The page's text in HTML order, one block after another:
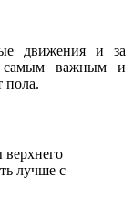
движения и за
самым важным и
пола.
лучше с